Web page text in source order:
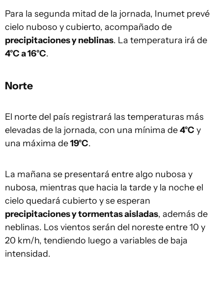
Para la segunda mitad de la jornada, Inumet prevé
cielo nuboso y cubierto, acompañado de
precipitaciones y neblinas. La temperatura irá de
4°C a 16°C.
Norte
El norte del país registrará las temperaturas más
elevadas de la jornada, con una mínima de4°C y
una máxima de19°C.
La mañana se presentará entre algo nubosa y
nubosa, mientras que hacia la tarde y la noche el
cielo quedará cubierto y se esperan
precipitaciones y tormentas aisladas, además de
neblinas. Los vientos serán del noreste entre 10 y
20 km/h, tendiendo luego a variables de baja
intensidad.